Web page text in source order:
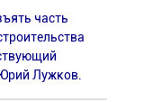
часть
Лужков.